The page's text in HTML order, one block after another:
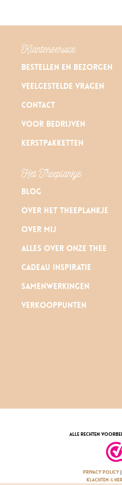
Klantenservice
Bestellen en bezorgen
Veelgestelde vragen
Contact
Voor bedrijven
Kerstpakketten
Het Theeplankje
Blog
Over Het Theeplankje
Over mij
Alles over onze thee
Cadeau inspiratie
Samenwerkingen
Verkooppunten
alle rechten
privacy policy|
klachten &